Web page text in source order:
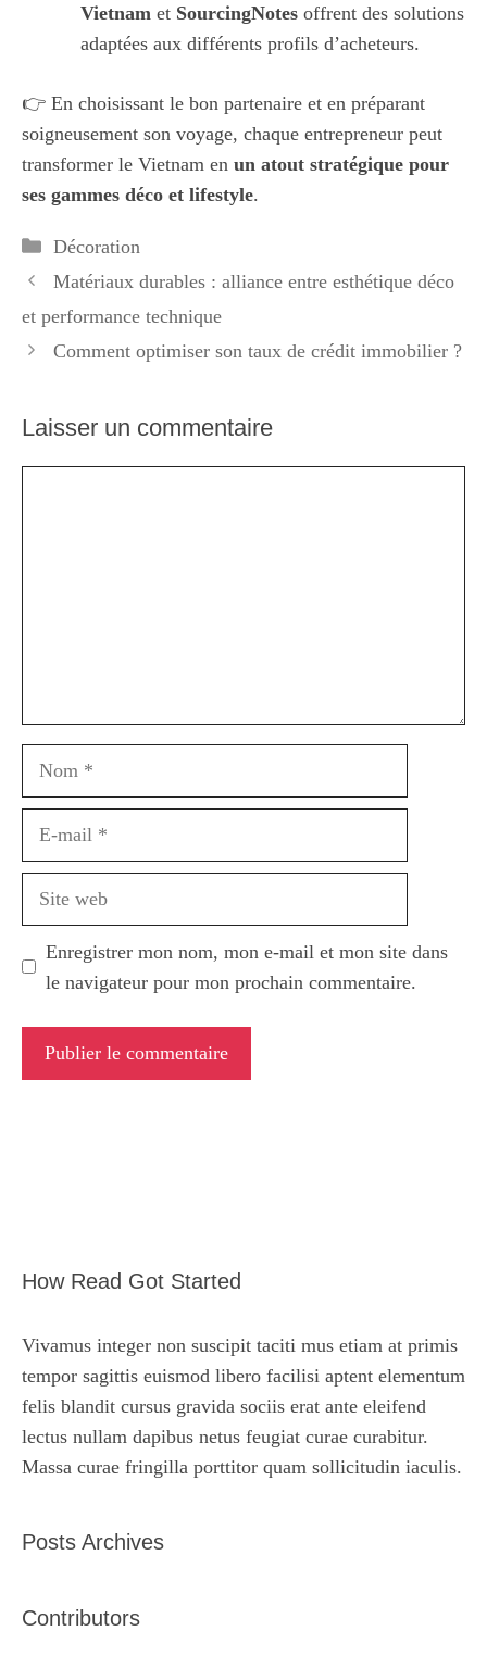
Vietnam et SourcingNotes offrent des solutions
adaptées aux différents profils d’acheteurs.
👉 En choisissant le bon partenaire et en préparant
soigneusement son voyage, chaque entrepreneur peut
transformer le Vietnam en un atout stratégique pour
ses gammes déco et lifestyle.
Catégories
Décoration
Matériaux durables : alliance entre esthétique déco
et performance technique
Comment optimiser son taux de crédit immobilier ?
Laisser un commentaire
Enregistrer mon nom, mon e-mail et mon site dans
le navigateur pour mon prochain commentaire.
How Read Got Started
Vivamus integer non suscipit taciti mus etiam at primis
tempor sagittis euismod libero facilisi aptent elementum
felis blandit cursus gravida sociis erat ante eleifend
lectus nullam dapibus netus feugiat curae curabitur.
Massa curae fringilla porttitor quam sollicitudin iaculis.
Posts Archives
Contributors